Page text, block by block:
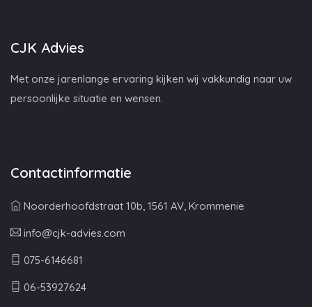
CJK Advies
Met onze jarenlange ervaring kijken wij vakkundig naar uw
persoonlijke situatie en wensen.
Contactinformatie
Noorderhoofdstraat 10b, 1561 AV, Krommenie
info@cjk-advies.com
075-6146681
06-53927624